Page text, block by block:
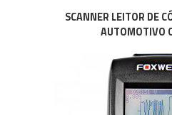
SCANNER LEITOR DE
AUTOMOTIVO